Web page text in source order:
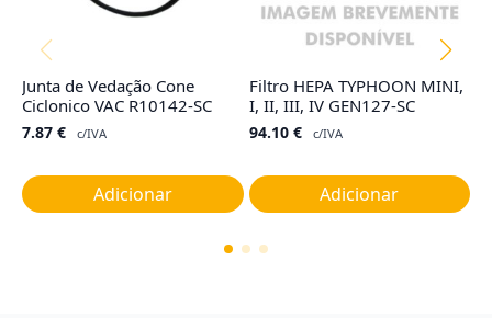
Junta de Vedação Cone
Ciclonico VAC R10142-SC
7.87 € c/IVA
Adicionar
Filtro HEPA TYPHOON MINI,
I, II, III, IV GEN127-SC
94.10 € c/IVA
Adicionar